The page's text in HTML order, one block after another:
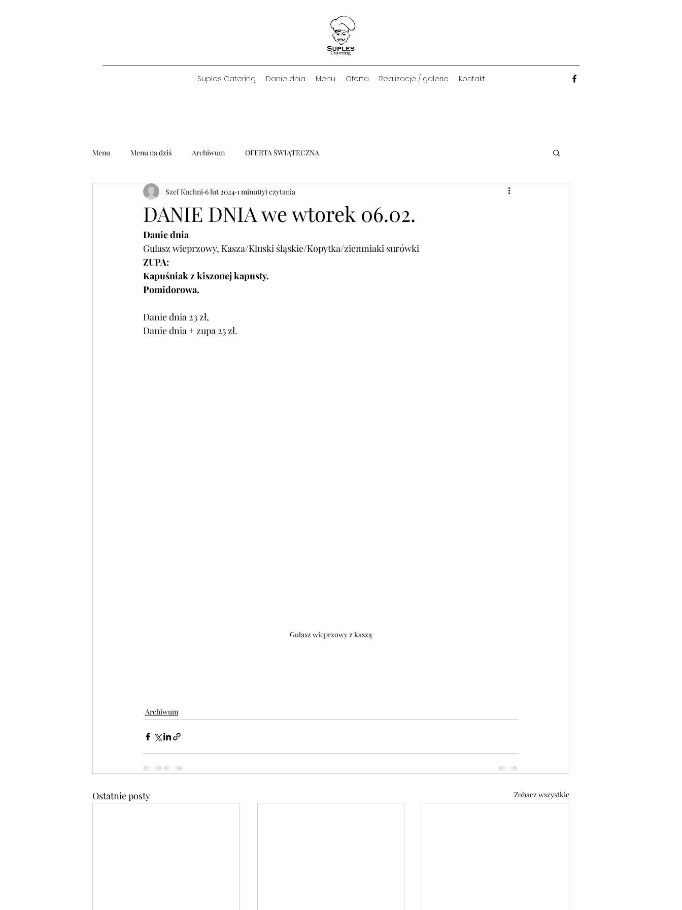
Suples Catering Danie dnia Menu Oferta Realizacje / galerie Kontakt
Menu Menu na dziś Archiwum OFERTA ŚWIĄTECZNA
DANIE DNIA we wtorek 06.02.
Szef Kuchni 6 lut 2024 1 minut(y) czytania
Danie dnia
Gulasz wieprzowy, Kasza/Kluski śląskie/Kopytka/ziemniaki surówki
ZUPA:
Kapuśniak z kiszonej kapusty.
Pomidorowa.
Danie dnia 23 zł,
Danie dnia + zupa 25 zł.
Gulasz wieprzowy z kaszą
Archiwum
Ostatnie posty Zobacz wszystkie